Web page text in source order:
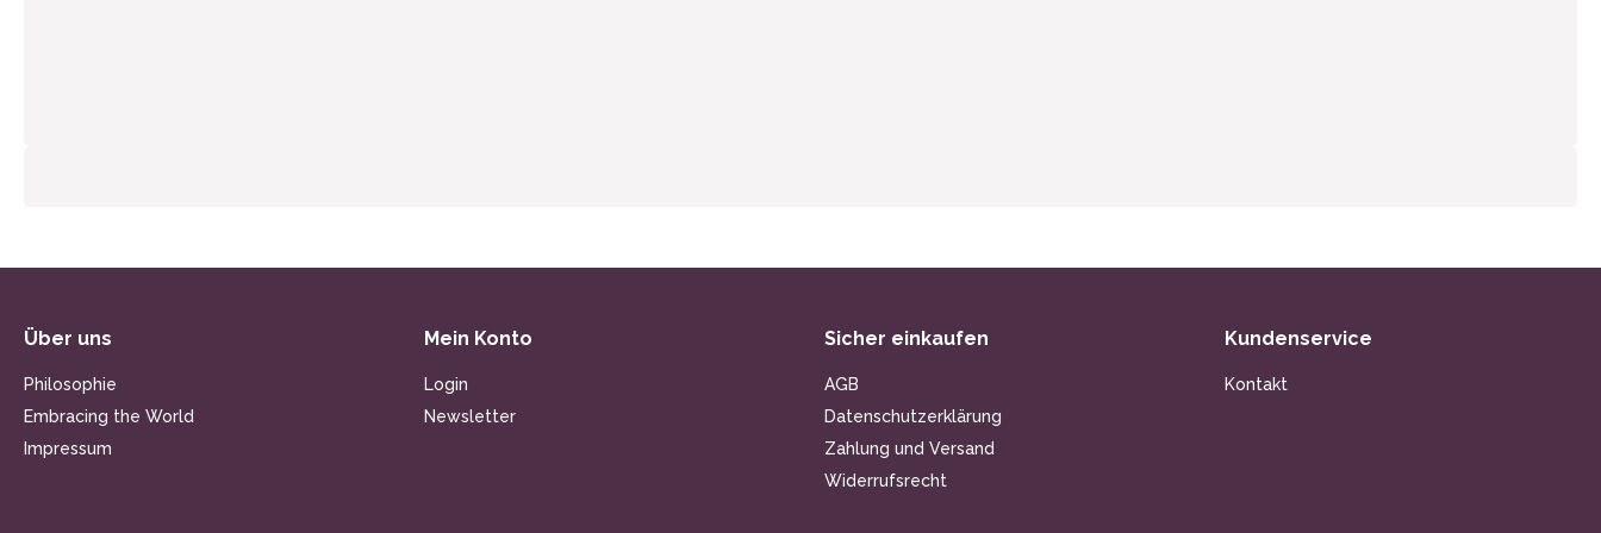
Über uns
Philosophie
Embracing the World
Impressum
Mein Konto
Login
Newsletter
Sicher einkaufen
AGB
Datenschutzerklärung
Zahlung und Versand
Widerrufsrecht
Kundenservice
Kontakt